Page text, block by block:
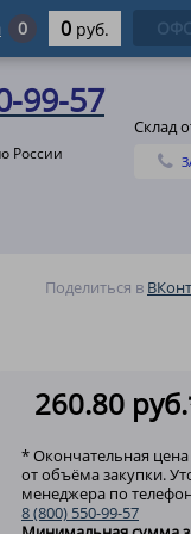
99-57
России
Склад
Поделиться в
260.80
* Окончательная цена
от объёма закупки.
менеджера по
8 (800) 550-99-57
0 0 руб.